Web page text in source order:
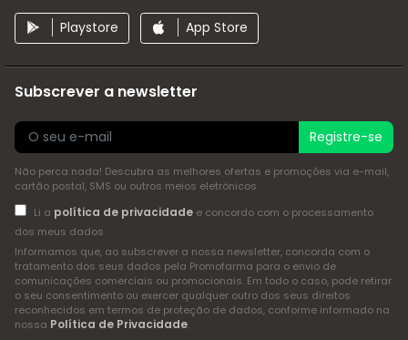
Playstore App Store
Subscrever a newsletter
Registre-se
Não perca nada! Descubra as melhores ofertas e promoções via e-mail,
cartão postal, SMS ou outros meios eletrónicos
Li a política de privacidadee concordo com o processamento
dos meus dados
Informamos que, ao subscrever a nossa newsletter, concorda com o
tratamento dos seus dados pela Promofarma para o envio de
comunicações comerciais ou promocionais. Em todo o caso, pode retirar
o seu consentimento ou exercer qualquer outro dos seus direitos
reconhecidos em termos de proteção de dados, conforme informado na
nossa Política de Privacidade.